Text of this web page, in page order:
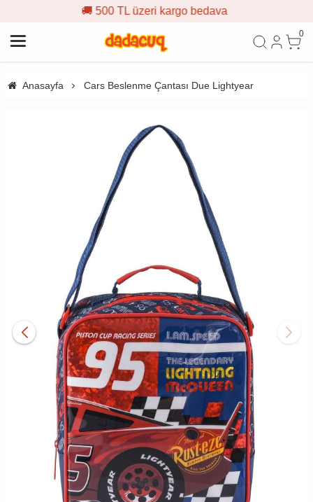
500 TL üzeri kargo bedava
0
Anasayfa Cars Beslenme Çantası Due Lightyear